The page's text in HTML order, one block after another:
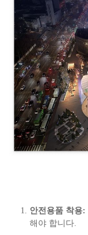
안전용품 착용:
해야 합니다.